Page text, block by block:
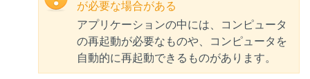
が必要な場合がある
アプリケーションの中には、コンピュータ
の再起動が必要なものや、コンピュータを
自動的に再起動できるものがあります。